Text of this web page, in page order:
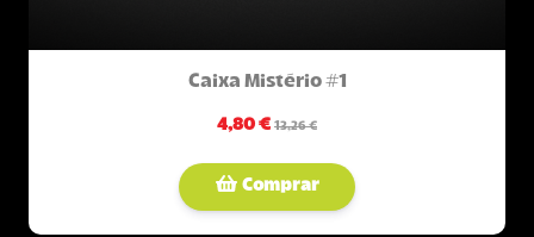
Caixa Mistério #1
4,80 € 13,26 €
Comprar